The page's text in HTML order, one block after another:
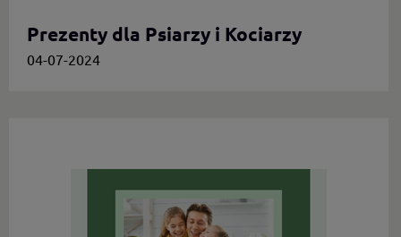
Prezenty dla Psiarzy i Kociarzy
04-07-2024